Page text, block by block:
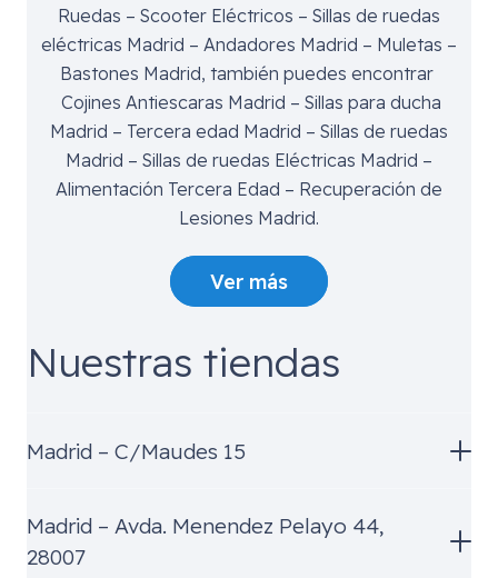
Ruedas – Scooter Eléctricos – Sillas de ruedas
eléctricas Madrid – Andadores Madrid – Muletas –
Bastones Madrid, también puedes encontrar
Cojines Antiescaras Madrid – Sillas para ducha
Madrid – Tercera edad Madrid – Sillas de ruedas
Madrid – Sillas de ruedas Eléctricas Madrid –
Alimentación Tercera Edad – Recuperación de
Lesiones Madrid.
Ver más
Nuestras tiendas
Madrid – C/Maudes 15
Madrid – Avda. Menendez Pelayo 44,
28007